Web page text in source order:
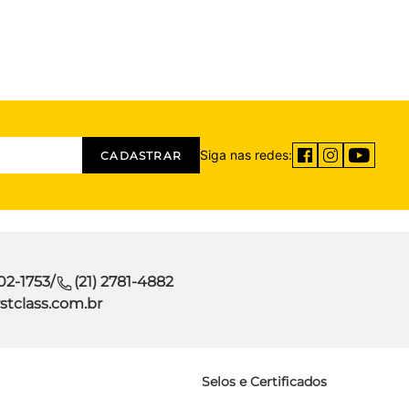
CADASTRAR Siga nas redes:
1753/
(21) 2781-4882
Selos e Certificados